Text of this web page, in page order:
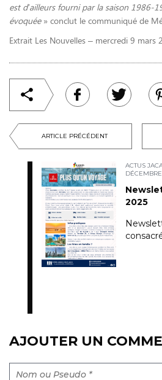
ARTICLE PRÉCÉDENT
ACTUS
2025
est d’ailleurs fourni par la saison 1986-
évoquée» conclut le communiqué de
Extrait Les Nouvelles – mercredi 9 mars
AJOUTER UN